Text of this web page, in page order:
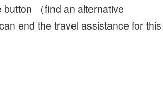
（find an alternative
end the travel assistance for this